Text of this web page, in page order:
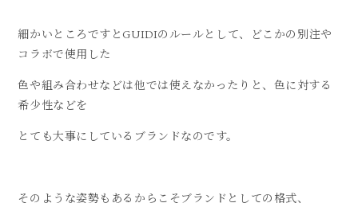
細かいところですとGUIDIのルールとして、どこかの別注や
コラボで使用した
色や組み合わせなどは他では使えなかったりと、色に対する
希少性などを
とても大事にしているブランドなのです。
そのような姿勢もあるからこそブランドとしての格式、